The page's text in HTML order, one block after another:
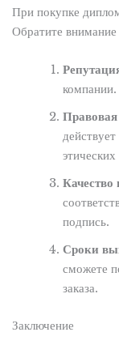
При покупке
Обратите
компании.
Правовая
Качество
подпись.
Сроки
сможете
заказа.
Заключение